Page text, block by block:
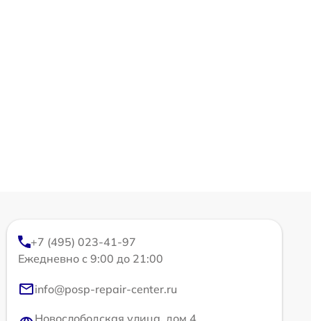
+7 (495) 023-41-97
Ежедневно с 9:00 до 21:00
info@posp-repair-center.ru